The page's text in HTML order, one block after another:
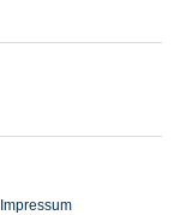
Impressum